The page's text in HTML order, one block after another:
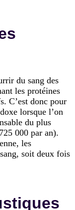
du sang des
les protéines
C’est donc pour
lorsque l’on
du plus
000 par an).
les
soit deux fois